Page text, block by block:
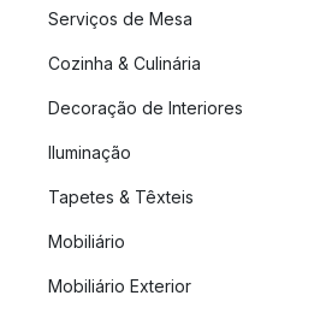
Serviços de Mesa
Cozinha & Culinária
Decoração de Interiores
Iluminação
Tapetes & Têxteis
Mobiliário
Mobiliário Exterior